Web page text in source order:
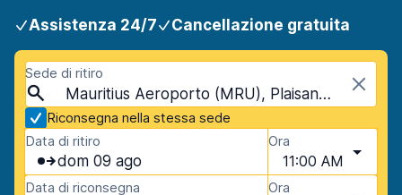
Assistenza 24/7 Cancellazione gratuita
Sede di ritiro
Mauritius Aeroporto (MRU), Plaisance, Mauritius
Riconsegna nella stessa sede
Data di ritiro
dom 09 ago
Ora
11:00 AM
Data di riconsegna Ora